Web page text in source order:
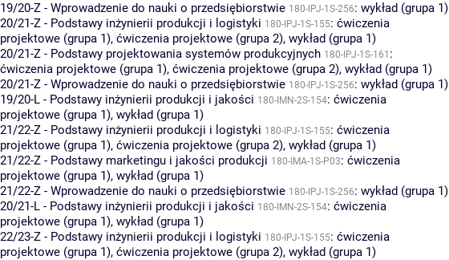
19/20-Z - Wprowadzenie do nauki o przedsiębiorstwie 180-IPJ-1S-256: wykład (grupa 1)
20/21-Z - Podstawy inżynierii produkcji i logistyki 180-IPJ-1S-155: ćwiczenia
projektowe (grupa 1), ćwiczenia projektowe (grupa 2), wykład (grupa 1)
20/21-Z - Podstawy projektowania systemów produkcyjnych 180-IPJ-1S-161 :
ćwiczenia projektowe (grupa 1), ćwiczenia projektowe (grupa 2), wykład (grupa 1)
20/21-Z - Wprowadzenie do nauki o przedsiębiorstwie 180-IPJ-1S-256: wykład (grupa 1)
19/20-L - Podstawy inżynierii produkcji i jakości 180-IMN-2S-154: ćwiczenia
projektowe (grupa 1), wykład (grupa 1)
21/22-Z - Podstawy inżynierii produkcji i logistyki 180-IPJ-1S-155: ćwiczenia
projektowe (grupa 1), ćwiczenia projektowe (grupa 2), wykład (grupa 1)
21/22-Z - Podstawy marketingu i jakości produkcji 180-IMA-1S-P03: ćwiczenia
projektowe (grupa 1), wykład (grupa 1)
21/22-Z - Wprowadzenie do nauki o przedsiębiorstwie 180-IPJ-1S-256: wykład (grupa 1)
20/21-L - Podstawy inżynierii produkcji i jakości 180-IMN-2S-154: ćwiczenia
projektowe (grupa 1), wykład (grupa 1)
22/23-Z - Podstawy inżynierii produkcji i logistyki 180-IPJ-1S-155: ćwiczenia
projektowe (grupa 1), ćwiczenia projektowe (grupa 2), wykład (grupa 1)